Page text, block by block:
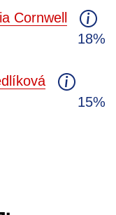
Cornwell
18%
15%